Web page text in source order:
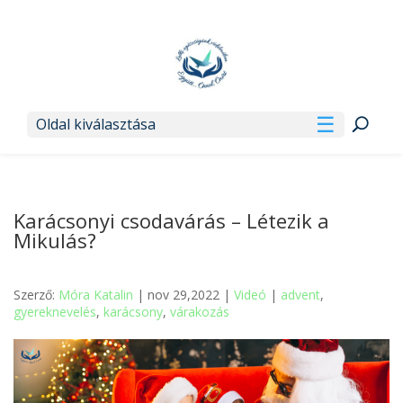
Oldal kiválasztása
Karácsonyi csodavárás – Létezik a
Mikulás?
Szerző: Móra Katalin | nov 29,2022 | Videó | advent,
gyereknevelés, karácsony, várakozás